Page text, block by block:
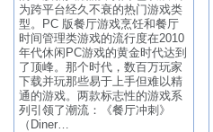
为跨平台经久不衰的热门游戏类
型。PC 版餐厅游戏烹饪和餐厅
时间管理类游戏的流行度在2010
年代休闲PC游戏的黄金时代达到
了顶峰。那个时代，数百万玩家
下载并玩那些易于上手但难以精
通的游戏。两款标志性的游戏系
列引领了潮流：《餐厅冲刺》
（Diner…